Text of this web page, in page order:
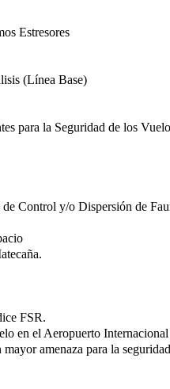
Estresores
(Línea Base)
para la Seguridad de los
Control y/o Dispersión de
FSR.
en el Aeropuerto
amenaza para la